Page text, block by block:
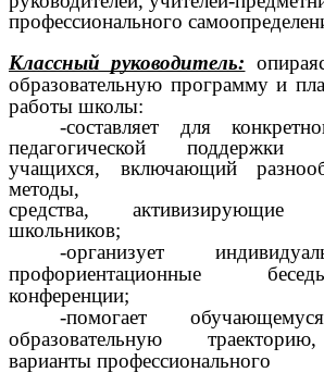
профессионального
Классный руководитель:
образовательную программу и
работы школы:
-составляет для
педагогической поддержки
учащихся, включающий
методы,
средства, активизирующие
школьников;
-организует
профориентационные
конференции;
-помогает
образовательную
варианты профессионального